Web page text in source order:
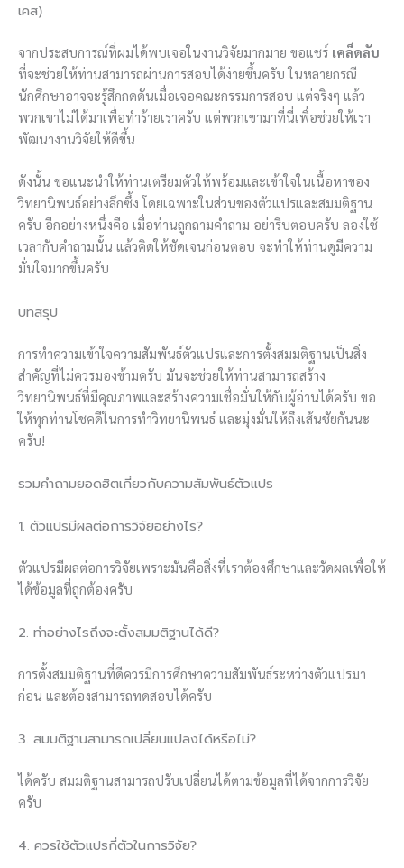
เคส)
จากประสบการณ์ที่ผมได้พบเจอในงานวิจัยมากมาย ขอแชร์ เคล็ดลับ
ที่จะช่วยให้ท่านสามารถผ่านการสอบได้ง่ายขึ้นครับ ในหลายกรณี
นักศึกษาอาจจะรู้สึกกดดันเมื่อเจอคณะกรรมการสอบ แต่จริงๆ แล้ว
พวกเขาไม่ได้มาเพื่อทำร้ายเราครับ แต่พวกเขามาที่นี่เพื่อช่วยให้เรา
พัฒนางานวิจัยให้ดีขึ้น
ดังนั้น ขอแนะนำให้ท่านเตรียมตัวให้พร้อมและเข้าใจในเนื้อหาของ
วิทยานิพนธ์อย่างลึกซึ้ง โดยเฉพาะในส่วนของตัวแปรและสมมติฐาน
ครับ อีกอย่างหนึ่งคือ เมื่อท่านถูกถามคำถาม อย่ารีบตอบครับ ลองใช้
เวลากับคำถามนั้น แล้วคิดให้ชัดเจนก่อนตอบ จะทำให้ท่านดูมีความ
มั่นใจมากขึ้นครับ
บทสรุป
การทำความเข้าใจความสัมพันธ์ตัวแปรและการตั้งสมมติฐานเป็นสิ่ง
สำคัญที่ไม่ควรมองข้ามครับ มันจะช่วยให้ท่านสามารถสร้าง
วิทยานิพนธ์ที่มีคุณภาพและสร้างความเชื่อมั่นให้กับผู้อ่านได้ครับ ขอ
ให้ทุกท่านโชคดีในการทำวิทยานิพนธ์ และมุ่งมั่นให้ถึงเส้นชัยกันนะ
ครับ!
รวมคำถามยอดฮิตเกี่ยวกับความสัมพันธ์ตัวแปร
1. ตัวแปรมีผลต่อการวิจัยอย่างไร?
ตัวแปรมีผลต่อการวิจัยเพราะมันคือสิ่งที่เราต้องศึกษาและวัดผลเพื่อให้
ได้ข้อมูลที่ถูกต้องครับ
2. ทำอย่างไรถึงจะตั้งสมมติฐานได้ดี?
การตั้งสมมติฐานที่ดีควรมีการศึกษาความสัมพันธ์ระหว่างตัวแปรมา
ก่อน และต้องสามารถทดสอบได้ครับ
3. สมมติฐานสามารถเปลี่ยนแปลงได้หรือไม่?
ได้ครับ สมมติฐานสามารถปรับเปลี่ยนได้ตามข้อมูลที่ได้จากการวิจัย
ครับ
4. ควรใช้ตัวแปรกี่ตัวในการวิจัย?